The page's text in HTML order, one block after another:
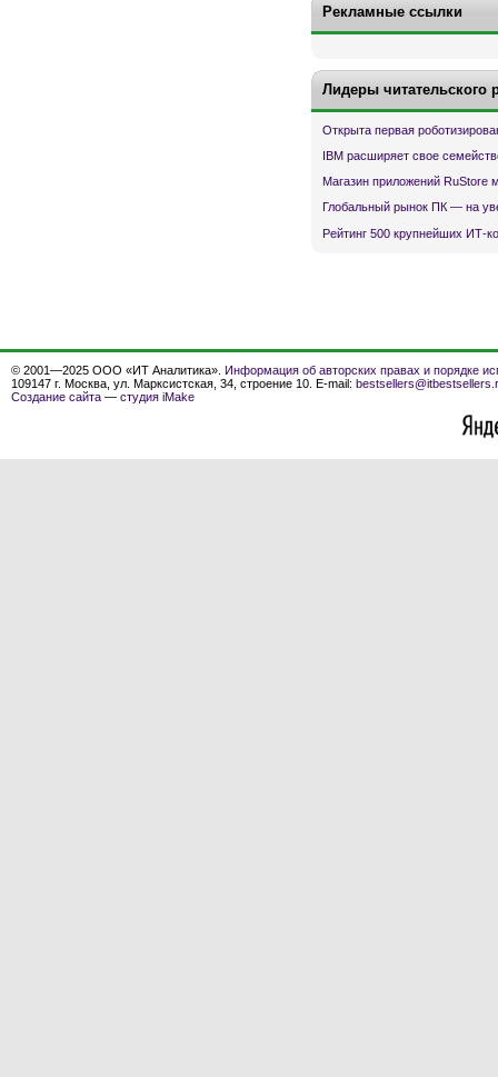
Рекламные ссылки
Лидеры читательского
Открыта первая
IBM расширяет свое
Магазин приложений RuStore
Глобальный рынок ПК — на
Рейтинг 500 крупнейших ИТ-
© 2001—2025 ООО «ИТ Аналитика». Информация об авторских правах и порядке
109147 г. Москва, ул. Марксистская, 34, строение 10. E-mail:
Создание сайта — студия iMake